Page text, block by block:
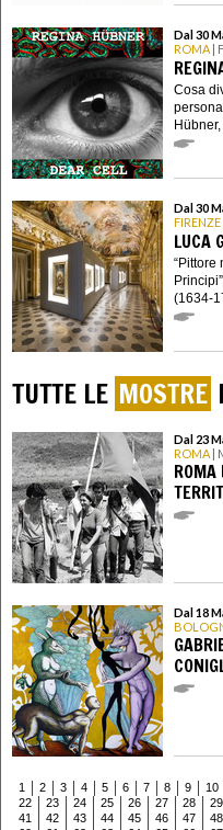
Dal 30
ROMA |
Cosa
Hübner,
Dal 30
FIRENZE
LUCA
“Pittore
(1634-
TUTTE LE MOSTRE
Dal 23
ROMA |
ROMA
Dal 18
1 2 3 4 5 6 7 8 9 10
22
23 24 25 26 27 28 29
41
42 43 44 45 46 47 48